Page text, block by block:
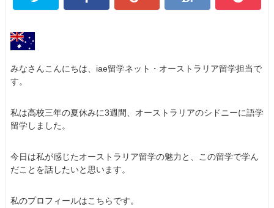
みなさんこんにちは、iae留学ネット・オーストラリア留学担当で
す。
私は高校三年の夏休みに3週間、オーストラリアのシドニーに語学
留学しました。
今日は私が感じたオーストラリア留学の魅力と、この留学で学ん
だことを話したいと思います。
私のプロフィールはこちらです。